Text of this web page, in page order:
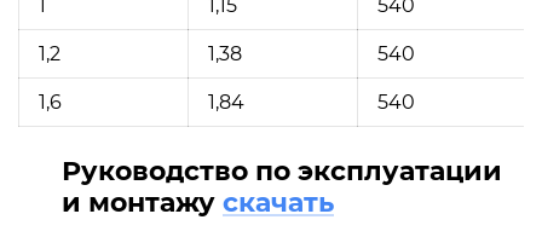
1 1,15 540
1,2 1,38 540
1,6 1,84 540
Руководство по эксплуатации
и монтажу скачать